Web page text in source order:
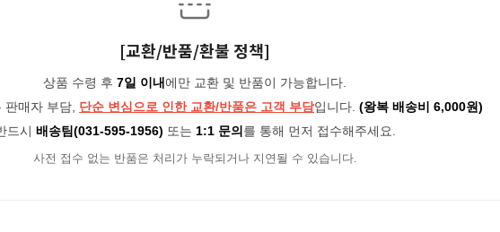
[교환/반품/환불 정책]
상품 수령 후 7일 이내에만 교환 및 반품이 가능합니다.
매자 부담, 단순 변심으로 인한 교환/반품은 고객 부담입니다. (왕복 배송비 6,000원)
드시 배송팀(031-595-1956) 또는 1:1 문의 를 통해 먼저 접수해주세요.
사전 접수 없는 반품은 처리가 누락되거나 지연될 수 있습니다.